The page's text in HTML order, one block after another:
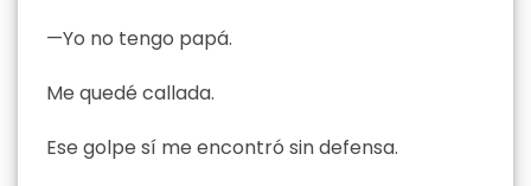
—Yo no tengo papá.
Me quedé callada.
Ese golpe sí me encontró sin defensa.